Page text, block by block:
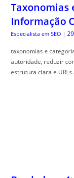
Taxonomias
Informação
Especialista em SEO |
taxonomias e
autoridade, reduzir
estrutura clara e